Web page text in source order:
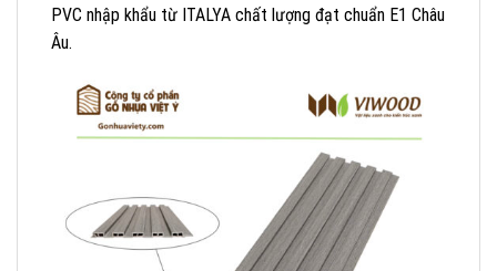
PVC nhập khẩu từ ITALYA chất lượng đạt chuẩn E1 Châu
Âu.